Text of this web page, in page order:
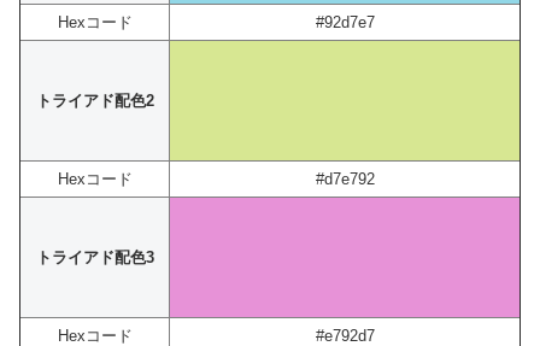
Hexコード #92d7e7
トライアド配色2
Hexコード #d7e792
トライアド配色3
Hexコード #e792d7